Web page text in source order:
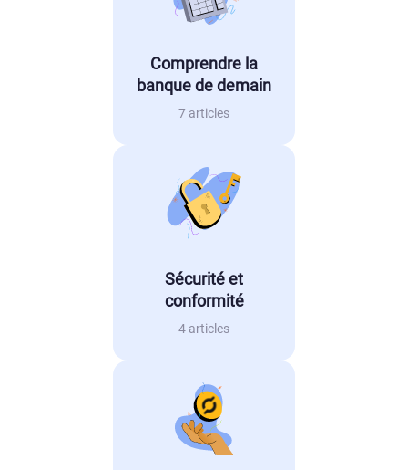
Comprendre la
banque de demain
7 articles
Sécurité et
conformité
4 articles